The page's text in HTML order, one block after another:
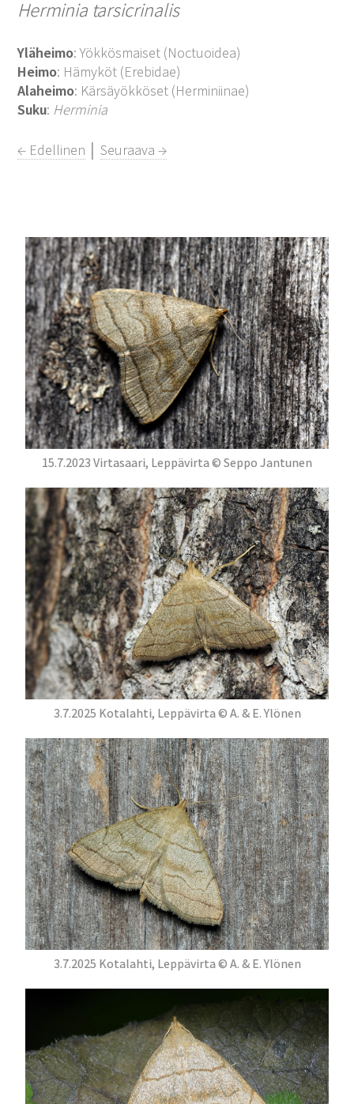
Herminia tarsicrinalis
Yläheimo: Yökkösmaiset (Noctuoidea)
Heimo: Hämyköt (Erebidae)
Alaheimo: Kärsäyökköset (Herminiinae)
Suku: Herminia
← Edellinen │Seuraava →
15.7.2023 Virtasaari, Leppävirta © Seppo Jantunen
3.7.2025 Kotalahti, Leppävirta © A. & E. Ylönen
3.7.2025 Kotalahti, Leppävirta © A. & E. Ylönen